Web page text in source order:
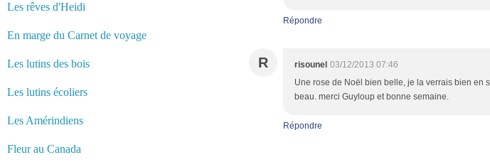
Les rêves d'Heidi
En marge du Carnet de voyage
Les lutins des bois
Les lutins écoliers
Les Amérindiens
Fleur au Canada
Répondre
R risounel 03/12/2013 07:46
Une rose de Noël bien belle, je la verrais bien en
beau. merci Guyloup et bonne semaine.
Répondre